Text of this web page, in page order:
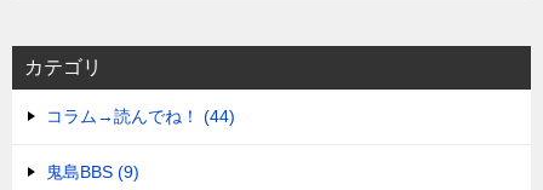
カテゴリ
コラム→読んでね！ (44)
鬼島BBS (9)